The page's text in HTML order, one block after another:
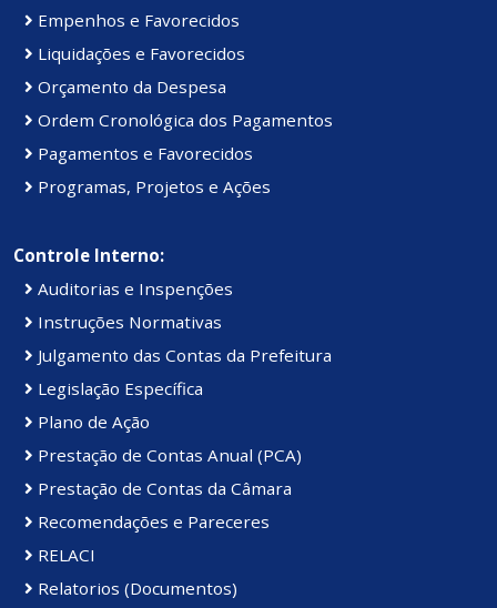
Empenhos e Favorecidos
Liquidações e Favorecidos
Orçamento da Despesa
Ordem Cronológica dos Pagamentos
Pagamentos e Favorecidos
Programas, Projetos e Ações
Controle Interno:
Auditorias e Inspenções
Instruções Normativas
Julgamento das Contas da Prefeitura
Legislação Específica
Plano de Ação
Prestação de Contas Anual (PCA)
Prestação de Contas da Câmara
Recomendações e Pareceres
RELACI
Relatorios (Documentos)